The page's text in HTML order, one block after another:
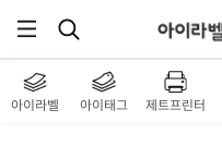
아이라벨 아이태그 제트프린터